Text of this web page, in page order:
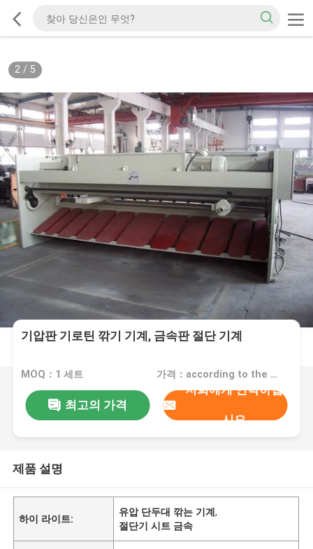
2/ 5
기압판 기로틴 깎기 기계, 금속판 절단 기계
MOQ：1 세트 가격：according to the machine requirement
최고의 가격
저희에게 연락하십
시오
제품 설명
하이 라이트:
유압 단두대 깎는 기계,
절단기 시트 금속